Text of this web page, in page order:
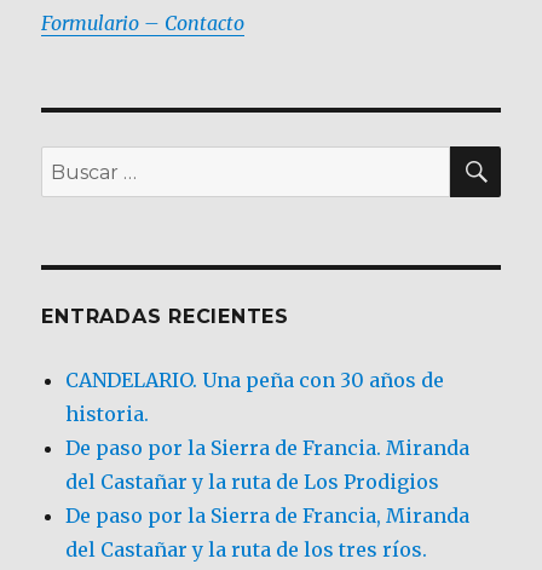
Formulario – Contacto
Buscar
por:
ENTRADAS RECIENTES
CANDELARIO. Una peña con 30 años de
historia.
De paso por la Sierra de Francia. Miranda
del Castañar y la ruta de Los Prodigios
De paso por la Sierra de Francia, Miranda
del Castañar y la ruta de los tres ríos.